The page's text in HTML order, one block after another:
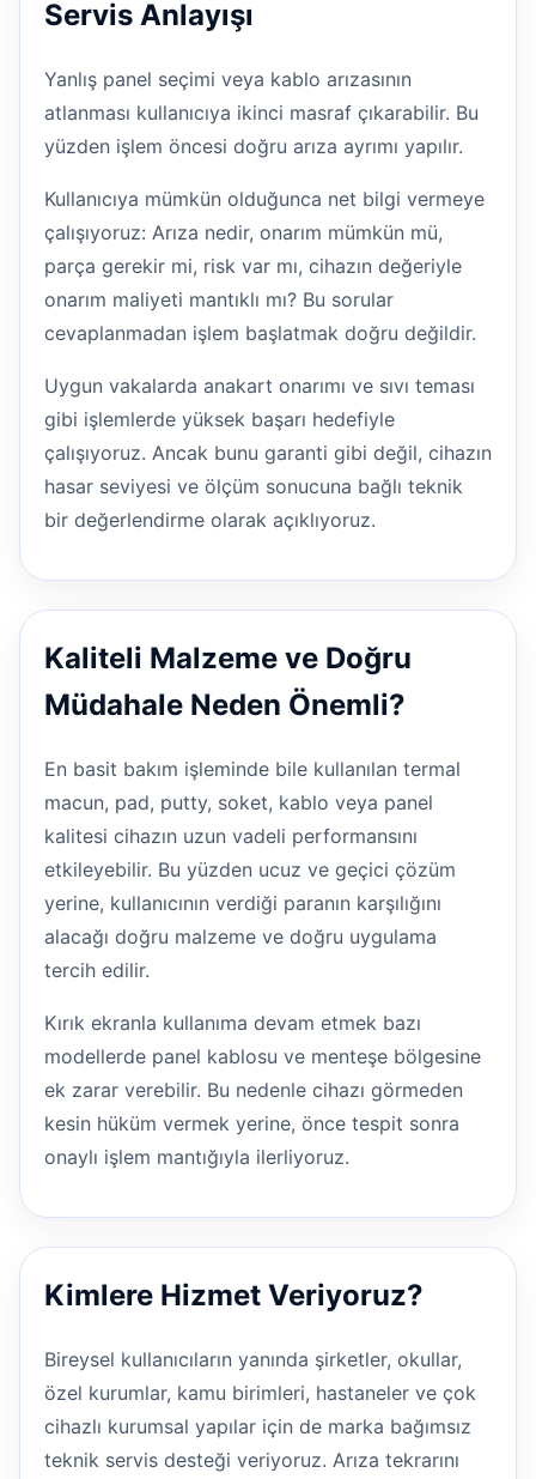
Servis Anlayışı
Yanlış panel seçimi veya kablo arızasının
atlanması kullanıcıya ikinci masraf çıkarabilir. Bu
yüzden işlem öncesi doğru arıza ayrımı yapılır.
Kullanıcıya mümkün olduğunca net bilgi vermeye
çalışıyoruz: Arıza nedir, onarım mümkün mü,
parça gerekir mi, risk var mı, cihazın değeriyle
onarım maliyeti mantıklı mı? Bu sorular
cevaplanmadan işlem başlatmak doğru değildir.
Uygun vakalarda anakart onarımı ve sıvı teması
gibi işlemlerde yüksek başarı hedefiyle
çalışıyoruz. Ancak bunu garanti gibi değil, cihazın
hasar seviyesi ve ölçüm sonucuna bağlı teknik
bir değerlendirme olarak açıklıyoruz.
Kaliteli Malzeme ve Doğru
Müdahale Neden Önemli?
En basit bakım işleminde bile kullanılan termal
macun, pad, putty, soket, kablo veya panel
kalitesi cihazın uzun vadeli performansını
etkileyebilir. Bu yüzden ucuz ve geçici çözüm
yerine, kullanıcının verdiği paranın karşılığını
alacağı doğru malzeme ve doğru uygulama
tercih edilir.
Kırık ekranla kullanıma devam etmek bazı
modellerde panel kablosu ve menteşe bölgesine
ek zarar verebilir. Bu nedenle cihazı görmeden
kesin hüküm vermek yerine, önce tespit sonra
onaylı işlem mantığıyla ilerliyoruz.
Kimlere Hizmet Veriyoruz?
Bireysel kullanıcıların yanında şirketler, okullar,
özel kurumlar, kamu birimleri, hastaneler ve çok
cihazlı kurumsal yapılar için de marka bağımsız
teknik servis desteği veriyoruz. Arıza tekrarını